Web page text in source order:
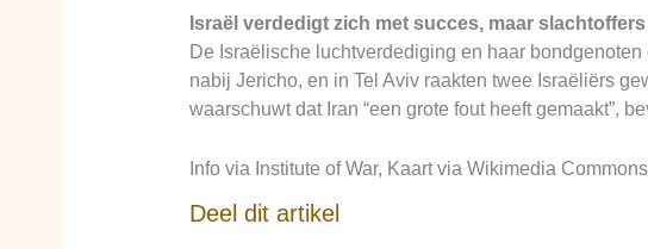
Israël verdedigt zich met succes, maar
De Israëlische luchtverdediging en haar
nabij Jericho, en in Tel Aviv raakten twee Israëliërs
waarschuwt dat Iran “een grote fout heeft gemaakt”,
Info via Institute of War, Kaart via Wikimedia Commons
Deel dit artikel